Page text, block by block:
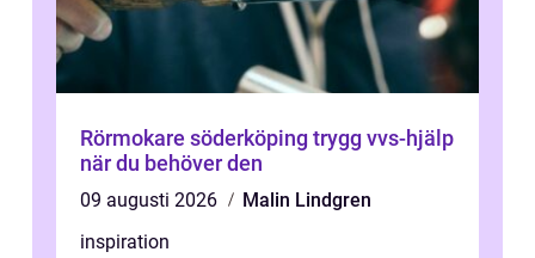
Rörmokare söderköping trygg vvs-hjälp
när du behöver den
09 augusti 2026
Malin Lindgren
inspiration